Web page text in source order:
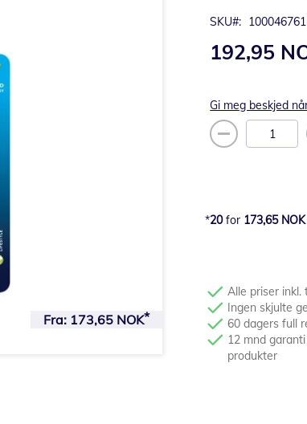
SKU 100046761
192,95
Gi meg beskjed
20for 173,65 NOK
Alle priser inkl.
Ingen skjulte
60 dagers full
12 mnd
produkter
Fra: 173,65 NOK